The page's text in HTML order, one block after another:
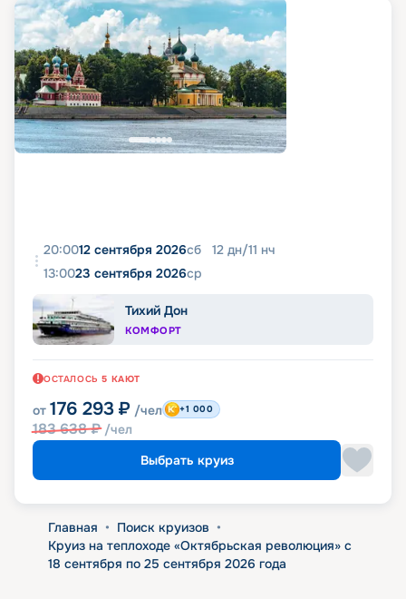
20:0012 сентября 2026сб 12 дн/11 нч
13:0023 сентября 2026ср
Тихий Дон
КОМФОРТ
ОСТАЛОСЬ 5 КАЮТ
от 176 293 ₽ /чел
183 638₽ /чел
+1 000
Выбрать круиз
Главная • Поиск круизов •
Круиз на теплоходе «Октябрьская революция» с
18 сентября по 25 сентября 2026 года